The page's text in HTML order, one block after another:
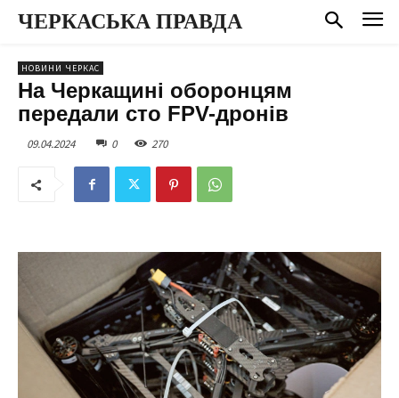
ЧЕРКАСЬКА ПРАВДА
НОВИНИ ЧЕРКАС
На Черкащині оборонцям
передали сто FPV-дронів
09.04.2024 0 270